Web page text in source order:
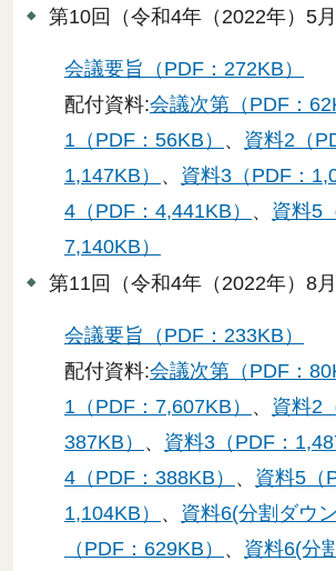
第10回（令和4年（2022年）5月
会議要旨（PDF：272KB）
配付資料:会議次第（PDF：
1（PDF：56KB） 、 資料2（
1,147KB） 、 資料3（PDF：
4（PDF：4,441KB） 、 資料5
7,140KB）
第11回（令和4年（2022年）8月
会議要旨（PDF：233KB）
配付資料:会議次第（PDF：
1（PDF：7,607KB） 、 資料2
387KB） 、 資料3（PDF：
4（PDF：388KB） 、 資料5（
1,104KB） 、 資料6(分割ダウ
（PDF：629KB） 、 資料6(分